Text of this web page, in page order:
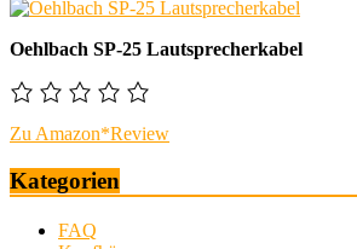
Oehlbach SP-25 Lautsprecherkabel
Zu Amazon*Review
Kategorien
FAQ